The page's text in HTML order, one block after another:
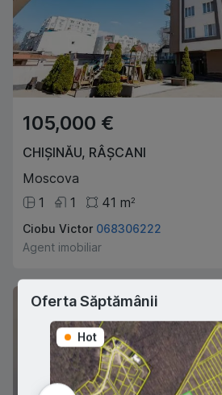
105,000 €
CHIȘINĂU, RÂȘCANI
Moscova
1
1 41 m2
Ciobu Victor 068306222
Agent imobiliar
Oferta Săptămânii
Hot